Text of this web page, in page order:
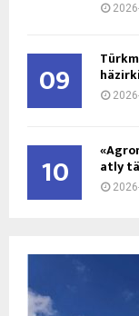
09
10 atly